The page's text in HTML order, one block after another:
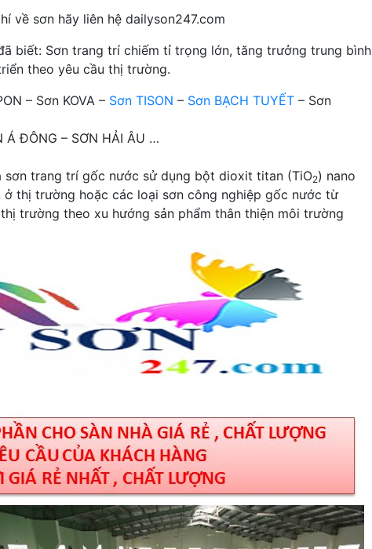
về sơn hãy liên hệ dailyson247.com
biết: Sơn trang trí chiếm tỉ trọng lớn, tăng trưởng trung bình
theo yêu cầu thị trường.
– Sơn KOVA – Sơn TISON – Sơn BẠCH TUYẾT – Sơn
Á ĐÔNG – SƠN HẢI ÂU …
sơn trang trí gốc nước sử dụng bột dioxit titan (TiO2) nano
thị trường hoặc các loại sơn công nghiệp gốc nước từ
trường theo xu hướng sản phẩm thân thiện môi trường